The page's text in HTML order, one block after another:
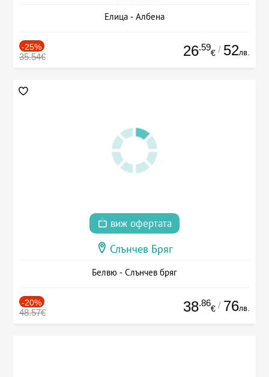
Елица - Албена
-25%
35.54€ 26.59
€ / 52лв.
виж офертата
Слънчев Бряг
Белвю - Слънчев бряг
-20%
48.57€ 38.86
€ / 76лв.